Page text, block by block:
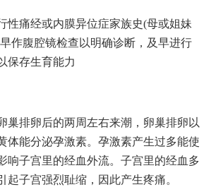
性痛经或内膜异位症家族史(母或姐妹
作腹腔镜检查以明确诊断，及早进行
保存生育能力
巢排卵后的两周左右来潮，卵巢排卵以
体能分泌孕激素。孕激素产生过多能使
响子宫里的经血外流。子宫里的经血多
起子宫强烈耻缩，因此产生疼痛。